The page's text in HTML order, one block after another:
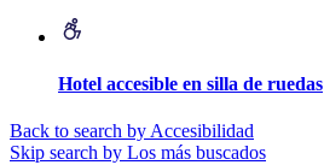
Hotel accesible en silla de ruedas
Back to search by Accesibilidad
Skip search by Los más buscados